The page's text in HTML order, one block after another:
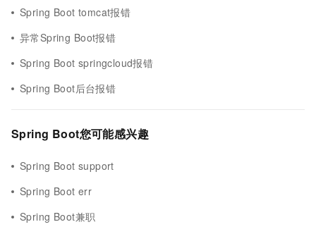
Spring Boot tomcat报错
异常Spring Boot报错
Spring Boot springcloud报错
Spring Boot后台报错
Spring Boot您可能感兴趣
Spring Boot support
Spring Boot err
Spring Boot兼职